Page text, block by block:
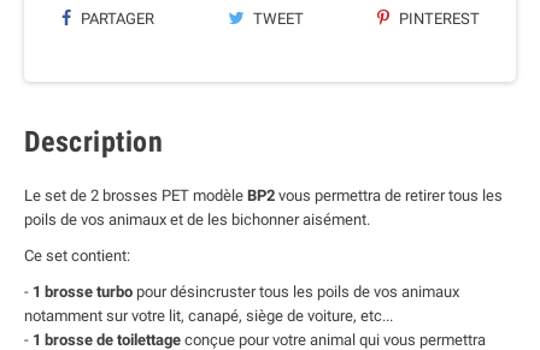
PARTAGER TWEET PINTEREST
Description
Le set de 2 brosses PET modèle BP2 vous permettra de retirer tous les
poils de vos animaux et de les bichonner aisément.
Ce set contient:
- 1 brosse turbo pour désincruster tous les poils de vos animaux
notamment sur votre lit, canapé, siège de voiture, etc...
- 1 brosse de toilettage conçue pour votre animal qui vous permettra